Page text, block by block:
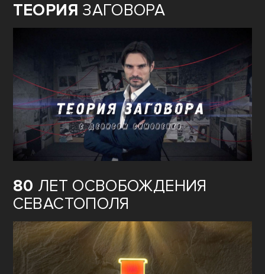
ТЕОРИЯ ЗАГОВОРА
80 ЛЕТ ОСВОБОЖДЕНИЯ
СЕВАСТОПОЛЯ